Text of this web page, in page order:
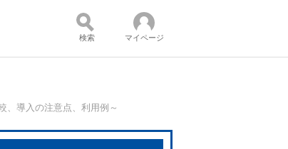
ンテンツ：
検索 マイページ
、導入の注意点、利用例～